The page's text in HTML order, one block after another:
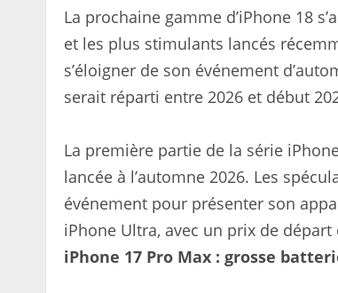
La prochaine gamme d’iPhone 18
et les plus stimulants lancés
s’éloigner de son événement
serait réparti entre 2026 et début
La première partie de la série
lancée à l’automne 2026. Les
événement pour présenter son
iPhone Ultra, avec un prix de
iPhone 17 Pro Max : grosse